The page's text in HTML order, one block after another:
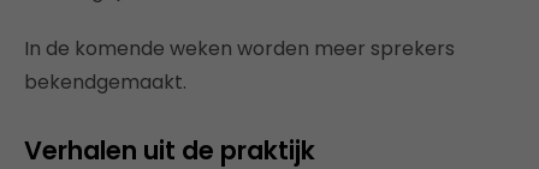
In de komende weken worden meer sprekers
bekendgemaakt.
Verhalen uit de praktijk